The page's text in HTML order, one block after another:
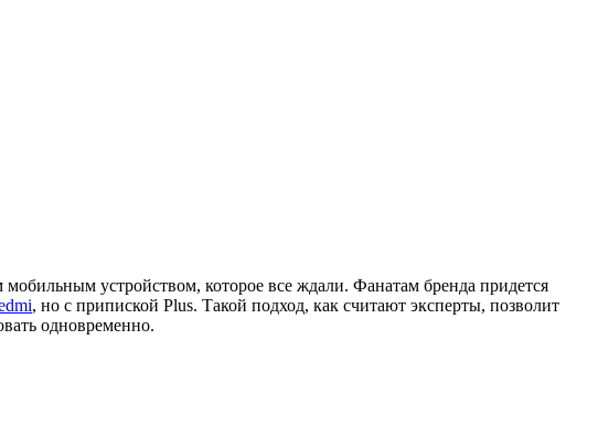
мобильным устройством, которое все ждали. Фанатам бренда придется
, но с припиской Plus. Такой подход, как считают эксперты, позволит
одновременно.